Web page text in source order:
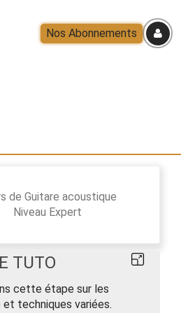
Nos Abonnements
de Guitare acoustique
Niveau Expert
TUTO
cette étape sur les
techniques variées.